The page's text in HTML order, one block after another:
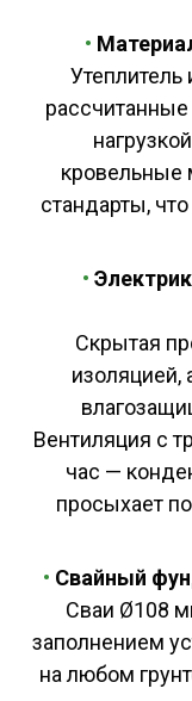
•
кровельные
стандарты,
•
Скрытая
изоляцией,
Вентиляция с
час —
просыхает
• Свайный
Сваи Ø108
заполнением
на любом